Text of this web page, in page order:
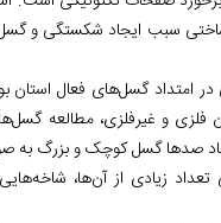
امتداد گسل‌های فعال استان
و غیرفلزی، مطالعه
صدها گسل کوچک و بزرگ به
زیادی از آن‌ها،